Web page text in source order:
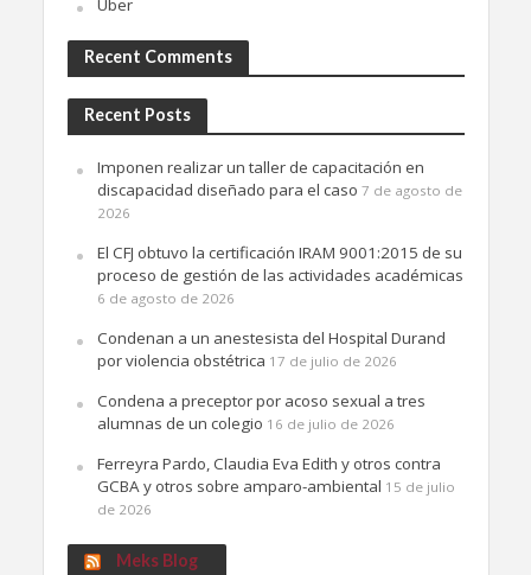
Uber
Recent Comments
Recent Posts
Imponen realizar un taller de capacitación en
discapacidad diseñado para el caso 7 de agosto de
2026
El CFJ obtuvo la certificación IRAM 9001:2015 de su
proceso de gestión de las actividades académicas
6 de agosto de 2026
Condenan a un anestesista del Hospital Durand
por violencia obstétrica 17 de julio de 2026
Condena a preceptor por acoso sexual a tres
alumnas de un colegio 16 de julio de 2026
Ferreyra Pardo, Claudia Eva Edith y otros contra
GCBA y otros sobre amparo-ambiental 15 de julio
de 2026
Meks Blog